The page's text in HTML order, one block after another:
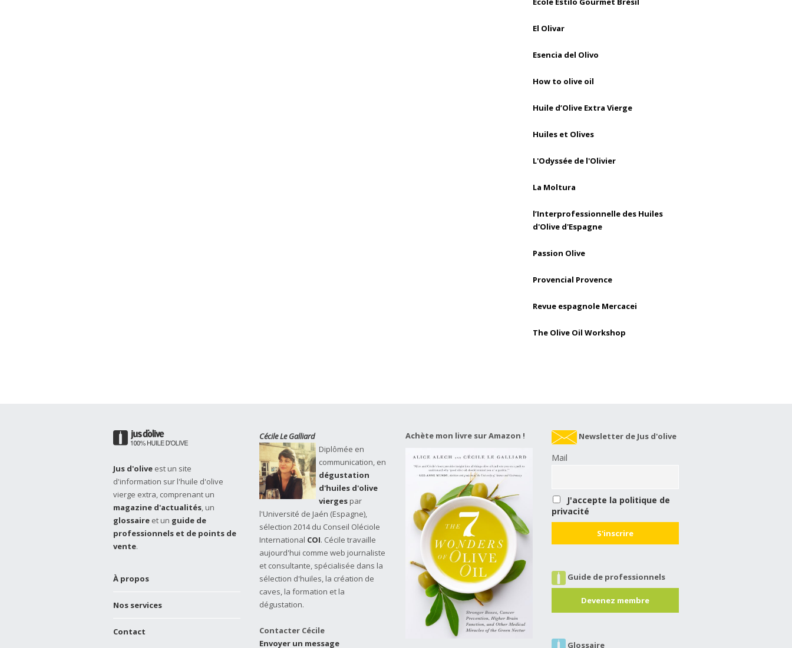
El Olivar
Esencia del Olivo
How to olive oil
Huile d’Olive Extra Vierge
Huiles et Olives
L'Odyssée de l'Olivier
La Moltura
l’Interprofessionnelle des Huiles
d'Olive d'Espagne
Passion Olive
Provencial Provence
Revue espagnole Mercacei
The Olive Oil Workshop
Jus d'olive est un site
d'information sur l'huile d'olive
vierge extra, comprenant un
magazine d'actualités, un
glossaire et un guide de
professionnels et de points de
vente.
À propos
Nos services
Contact
Cécile Le Galliard
Diplômée en
communication, en
dégustation
d'huiles d'olive
vierges par
l'Université de Jaén (Espagne),
sélection 2014 du Conseil Oléciole
International COI. Cécile travaille
aujourd'hui comme web journaliste
et consultante, spécialisée dans la
sélection d'huiles, la création de
caves, la formation et la
dégustation.
Contacter Cécile
Envoyer un message
Achète mon livre sur Amazon ! Newsletter de Jus d'olive
Mail
J'accepte la politique de
privacité
Guide de professionnels
Devenez membre
Glossaire